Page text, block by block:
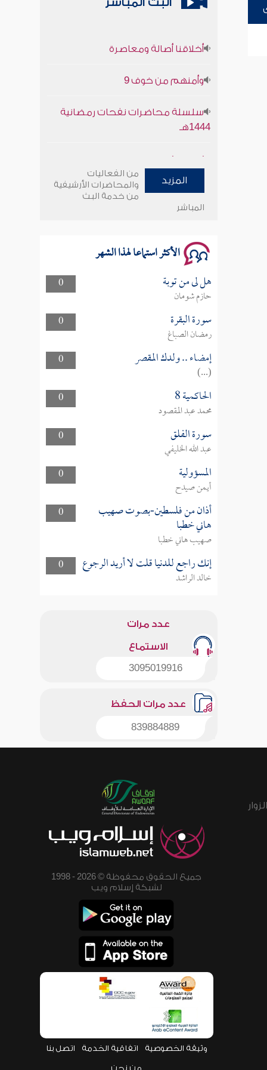
1444هـ
وأمنهم من خوف 9
سلسلة محاضرات نفحات رمضانية
المزيد
من الفعاليات
والمحاضرات الأرشيفية
من خدمة البث
المباشر
الأكثر استماعا لهذا الشهر
0 هل لى من توبة
حازم شومان
0
سورة البقرة
رمضان الصباغ
0
إمضاء .. ولدك المقصر
(...)
0
الحاكمية 8
محمد عبد المقصود
0
سورة الفلق
عبد الله الخليفي
0
المسؤولية
أيمن صيدح
0
أذان من فلسطين-بصوت صهيب
هاني خطبا
صهيب هاني خطبا
0
إنك راجع للدنيا قلت لا أريد الرجوع
خالد الراشد
عدد مرات
الاستماع
3095019916
عدد مرات الحفظ
839884889
جميع الحقوق محفوظة © 2026 - 1998
لشبكة إسلام ويب
وثيقة الخصوصية اتفاقية الخدمة اتصل بنا
من نحن